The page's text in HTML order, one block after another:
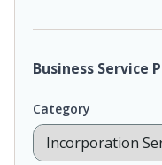
Business Service
Category